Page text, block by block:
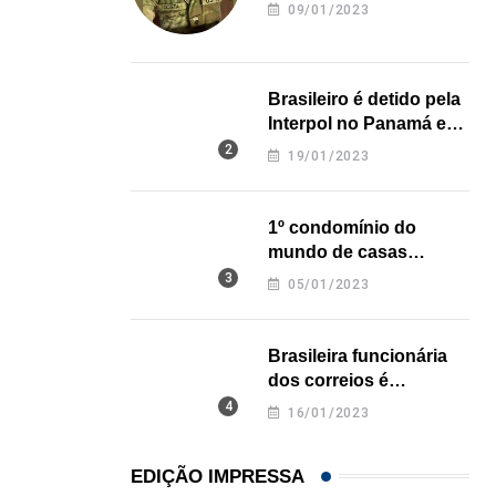
Açaí é reconhecido oficialmente como fruto
21/01/2026
09/01/2023
Brasileiro é detido pela
Interpol no Panamá e
pode pegar prisão
19/01/2023
1º condomínio do
mundo de casas
impressas em 3D é
05/01/2023
Brasileira funcionária
dos correios é
assassinada a facadas
16/01/2023
EDIÇÃO IMPRESSA